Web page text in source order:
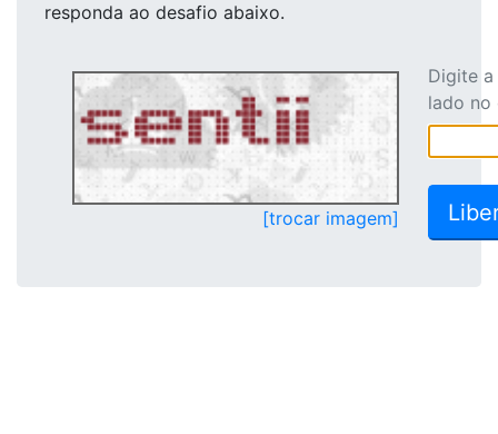
responda ao desafio abaixo.
[trocar imagem]
Digite
lado no